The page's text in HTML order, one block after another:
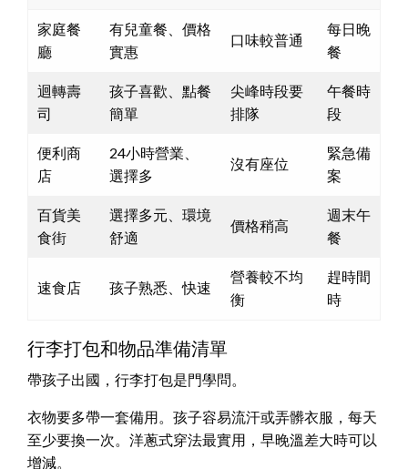
家庭餐
廳
有兒童餐、價格
實惠
口味較普通
每日晚
餐
迴轉壽
司
孩子喜歡、點餐
簡單
尖峰時段要
排隊
午餐時
段
便利商
店
24小時營業、
選擇多
沒有座位
緊急備
案
百貨美
食街
選擇多元、環境
舒適
價格稍高
週末午
餐
速食店 孩子熟悉、快速
營養較不均
衡
趕時間
時
行李打包和物品準備清單
帶孩子出國，行李打包是門學問。
衣物要多帶一套備用。孩子容易流汗或弄髒衣服，每天
至少要換一次。洋蔥式穿法最實用，早晚溫差大時可以
增減。